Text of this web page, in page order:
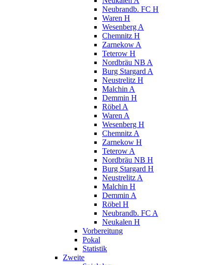
Neubrandb. FC H
Waren H
Wesenberg A
Chemnitz H
Zarnekow A
Teterow H
Nordbräu NB A
Burg Stargard A
Neustrelitz H
Malchin A
Demmin H
Röbel A
Waren A
Wesenberg H
Chemnitz A
Zarnekow H
Teterow A
Nordbräu NB H
Burg Stargard H
Neustrelitz A
Malchin H
Demmin A
Röbel H
Neubrandb. FC A
Neukalen H
Vorbereitung
Pokal
Statistik
Zweite